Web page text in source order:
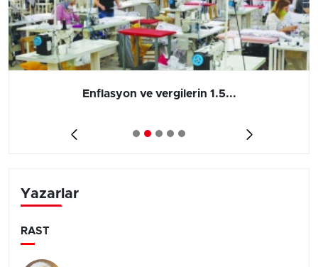
Enflasyon ve vergilerin 1.5...
Yazarlar
RAST